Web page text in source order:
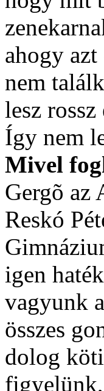
ahogy
nem
lesz
Így nem
Mivel
Gergõ az
Reskó
igen
vagyunk
összes
dolog